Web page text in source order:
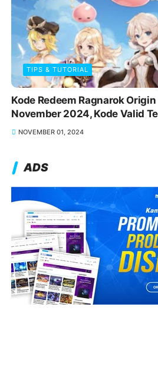
TIPS & TUTORIAL
Kode Redeem Ragnarok
November 2024, Kode Valid
NOVEMBER 01, 2024
ADS